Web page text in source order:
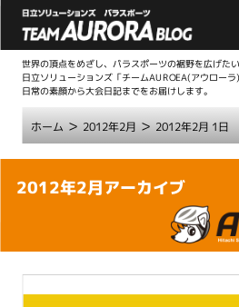
世界の頂点をめざし、パラスポーツの裾野を広げたい
日立ソリューションズ「チームAUROEA(アウローラ
日常の素顔から大会日記までをお届けします。
ホーム > 2012年2月 > 2012年2月 1日
本
2012年2月アーカイブ